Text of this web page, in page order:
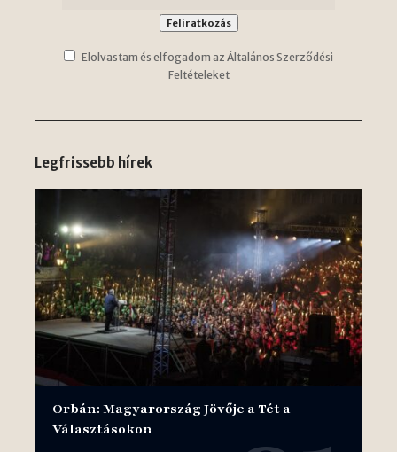
Elolvastam és elfogadom az Általános Szerződési
Feltételeket
Legfrissebb hírek
Orbán: Magyarország Jövője a Tét a
Választásokon